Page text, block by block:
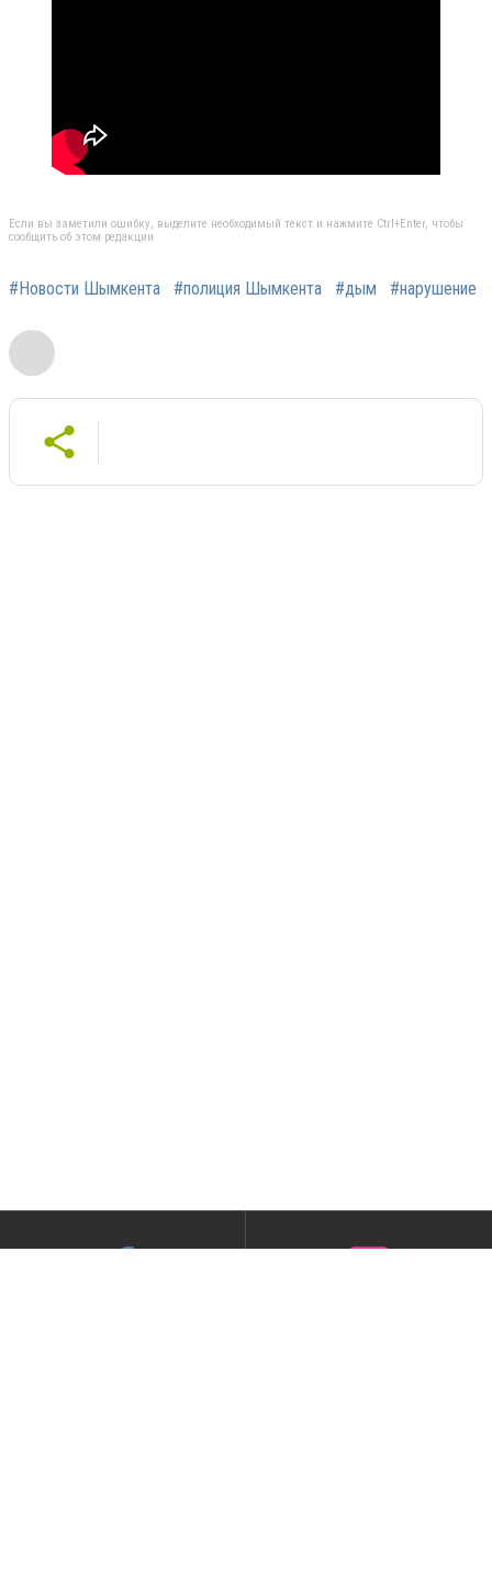
Если вы заметили ошибку, выделите необходимый текст и нажмите Ctrl+Enter, чтобы
сообщить об этом редакции
#Новости Шымкента #полиция Шымкента #дым #нарушение